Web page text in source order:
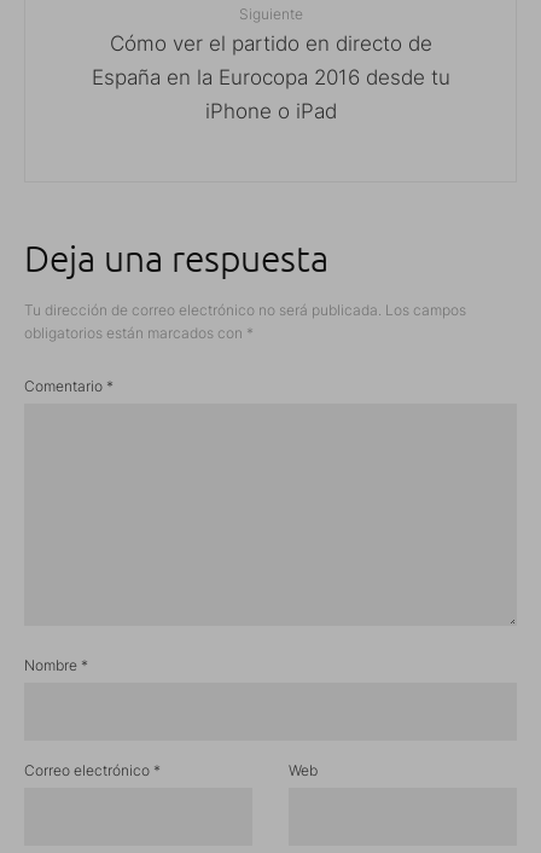
Siguiente
Cómo ver el partido en directo de
España en la Eurocopa 2016 desde tu
iPhone o iPad
Deja una respuesta
Tu dirección de correo electrónico no será publicada. Los campos
obligatorios están marcados con *
Comentario *
Nombre *
Correo electrónico * Web